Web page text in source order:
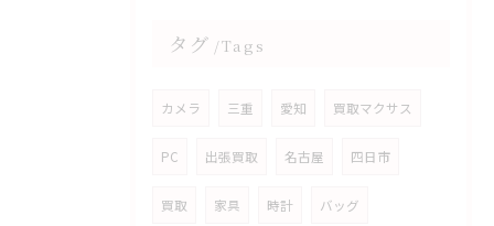
タグ Tags
カメラ 三重 愛知 買取マクサス
PC 出張買取 名古屋 四日市
買取 家具 時計 バッグ